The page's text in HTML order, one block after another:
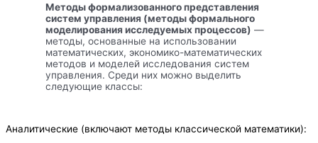
Методы формализованного представления
систем управления (методы формального
моделирования исследуемых процессов) —
методы, основанные на использовании
математических, экономико-математических
методов и моделей исследования систем
управления. Среди них можно выделить
следующие классы:
Аналитические (включают методы классической математики):